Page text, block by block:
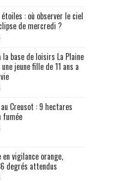
: où observer le ciel
de mercredi ?
la base de loisirs La Plaine
jeune fille de 11 ans a
Creusot : 9 hectares
fumée
en vigilance orange,
degrés attendus